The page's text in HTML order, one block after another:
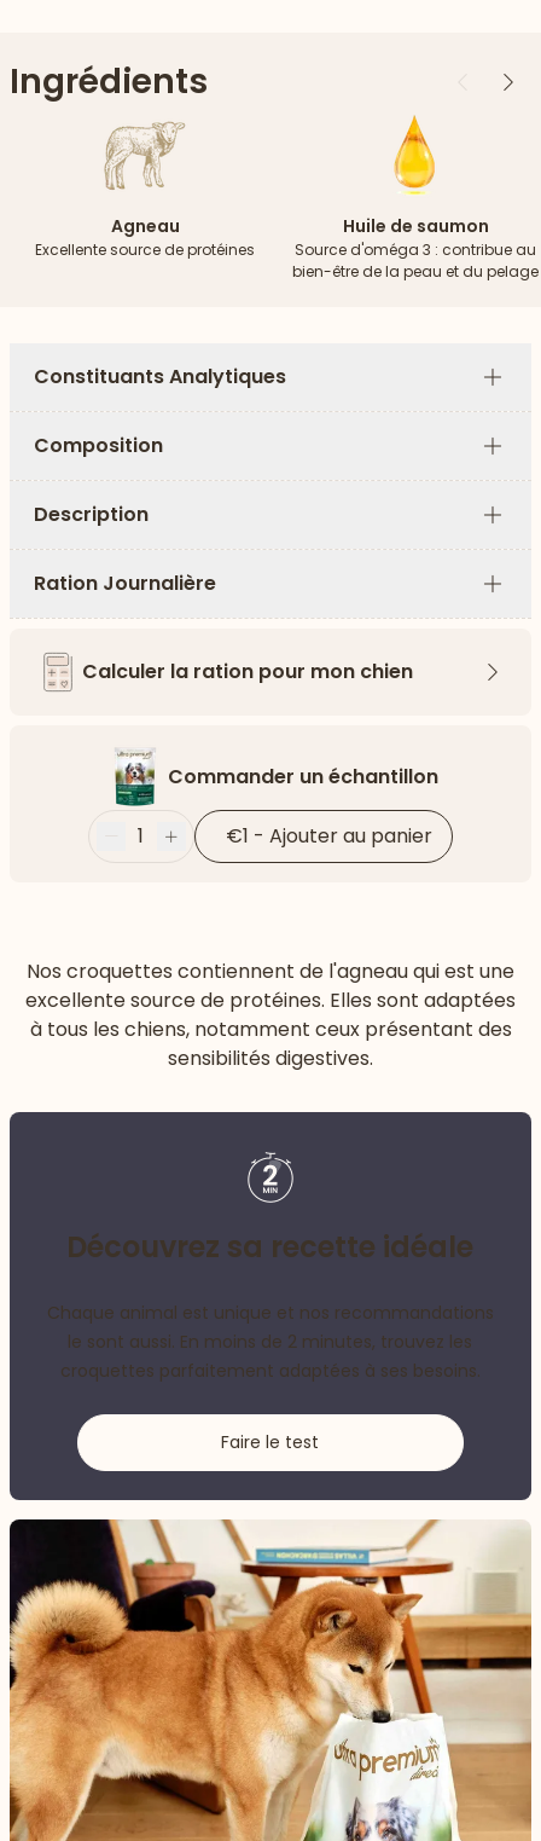
Ingrédients Précédent
Agneau
Excellente source de protéines
Huile de saumon
Source d'oméga 3 : contribue au
bien-être de la peau et du pelage
Constituants Analytiques
Plus
Composition
Plus
Description
Plus
Ration Journalière
Plus
Calculer la ration pour mon chien
Commander un échantillon
Moins
1 Plus €1 - Ajouter au panier
Nos croquettes contiennent de l'agneau qui est une
excellente source de protéines. Elles sont adaptées
à tous les chiens, notamment ceux présentant des
sensibilités digestives.
Découvrez sa recette idéale
Chaque animal est unique et nos recommandations
le sont aussi. En moins de 2 minutes, trouvez les
croquettes parfaitement adaptées à ses besoins.
Faire le test